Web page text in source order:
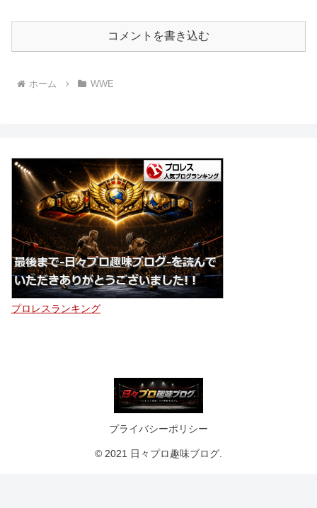
コメントを書き込む
ホーム WWE
プロレスランキング
プライバシーポリシー
© 2021 日々プロ趣味ブログ.